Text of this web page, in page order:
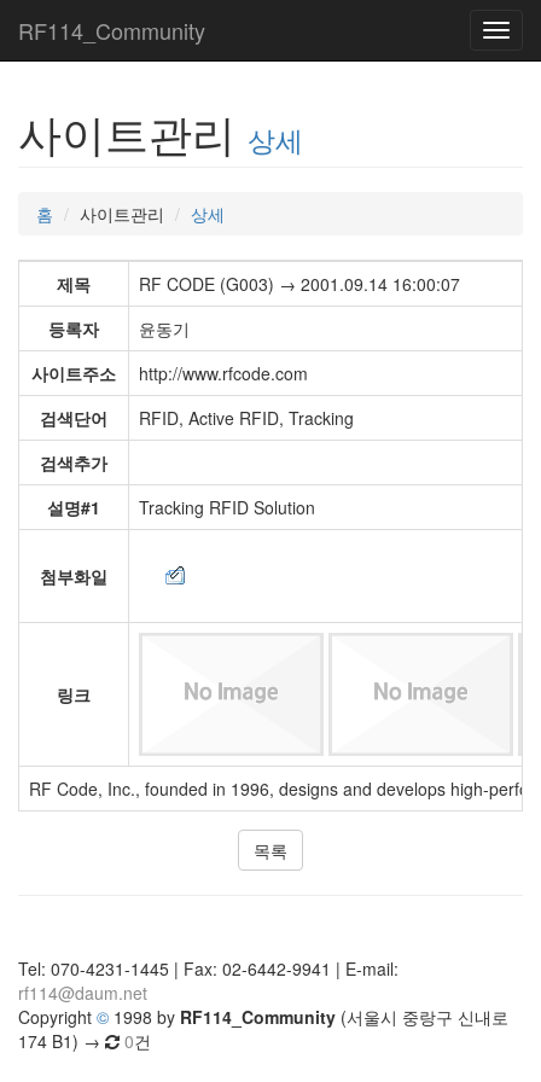
RF114_Community
사이트관리 상세
홈 사이트관리 상세
제목
RF CODE (G003) → 2001.09.14 16:00:07
등록자
윤동기
사이트주소
http://www.rfcode.com
검색단어
RFID, Active RFID, Tracking
검색추가
설명#1
Tracking RFID Solution
첨부화일
링크
RF Code, Inc., founded in 1996, designs and develops high-
목록
Tel: 070-4231-1445 | Fax: 02-6442-9941 | E-mail:
rf114@daum.net
Copyright © 1998 by RF114_Community (서울시 중랑구 신내로
174 B1) →
0건